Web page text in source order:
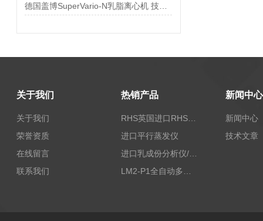
关于我们
关于我们
荣誉资质
在线留言
联系我们
热销产品
RHS英国进口RHS植物标准比色卡
进口平行蒸发仪
进口乳成份分析仪/乳品分析仪
新闻中心
新闻中心
技术文章